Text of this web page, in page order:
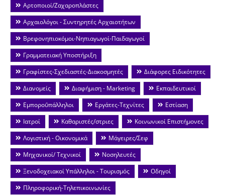
Αρτοποιοί/Ζαχαροπλάστες
Αρχαιολόγοι - Συντηρητές Αρχαιοτήτων
Βρεφονηπιοκόμοι-Νηπιαγωγοί-Παιδαγωγοί
Γραμματειακή Υποστήριξη
Γραφίστες-Σχεδιαστές-Διακοσμητές
Διάφορες Ειδικότητες
Διανομείς
Διαφήμιση - Marketing
Εκπαιδευτικοί
Εμποροΰπάλληλοι
Εργάτες-Τεχνίτες
Εστίαση
Ιατροί
Καθαριστές/στριες
Κοινωνικοί Επιστήμονες
Λογιστική - Οικονομικά
Μάγειρες/Σεφ
Μηχανικοί/ Τεχνικοί
Νοσηλευτές
Ξενοδοχειακοί Υπάλληλοι - Τουρισμός
Οδηγοί
Πληροφορική-Τηλεπικοινωνίες